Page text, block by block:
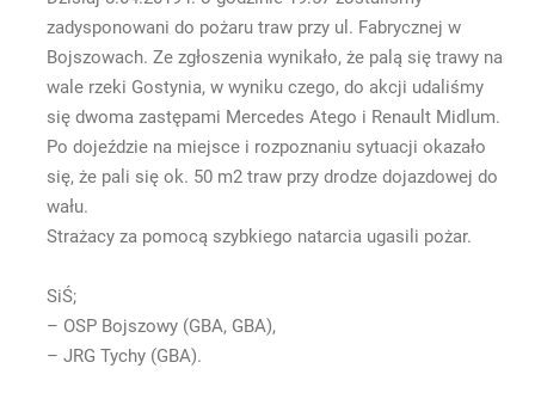
zadysponowani do pożaru traw przy ul. Fabrycznej w
Bojszowach. Ze zgłoszenia wynikało, że palą się trawy na
wale rzeki Gostynia, w wyniku czego, do akcji udaliśmy
się dwoma zastępami Mercedes Atego i Renault Midlum.
Po dojeździe na miejsce i rozpoznaniu sytuacji okazało
się, że pali się ok. 50 m2 traw przy drodze dojazdowej do
wału.
Strażacy za pomocą szybkiego natarcia ugasili pożar.
SiŚ;
– OSP Bojszowy (GBA, GBA),
– JRG Tychy (GBA).